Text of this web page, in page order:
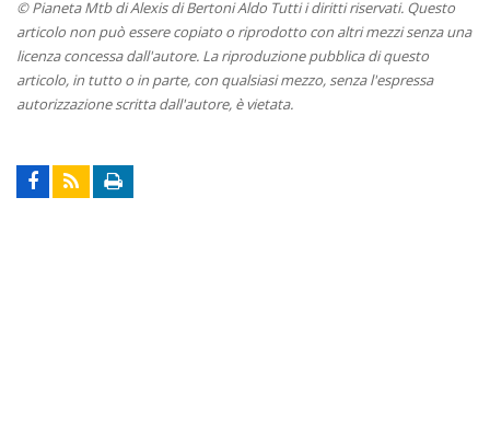
© Pianeta Mtb di Alexis di Bertoni Aldo Tutti i diritti riservati. Questo
articolo non può essere copiato o riprodotto con altri mezzi senza una
licenza concessa dall'autore. La riproduzione pubblica di questo
articolo, in tutto o in parte, con qualsiasi mezzo, senza l'espressa
autorizzazione scritta dall'autore, è vietata.